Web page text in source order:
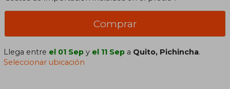
Comprar
Llega entre el 01 Sep y el 11 Sep a Quito, Pichincha.
Seleccionar ubicación